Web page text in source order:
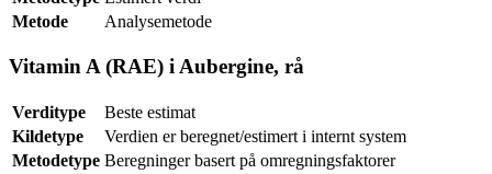
Metode
Analysemetode
Vitamin A (RAE) i Aubergine, rå
Verditype
Beste estimat
Kildetype
Verdien er beregnet/estimert i internt system
Metodetype Beregninger basert på omregningsfaktorer